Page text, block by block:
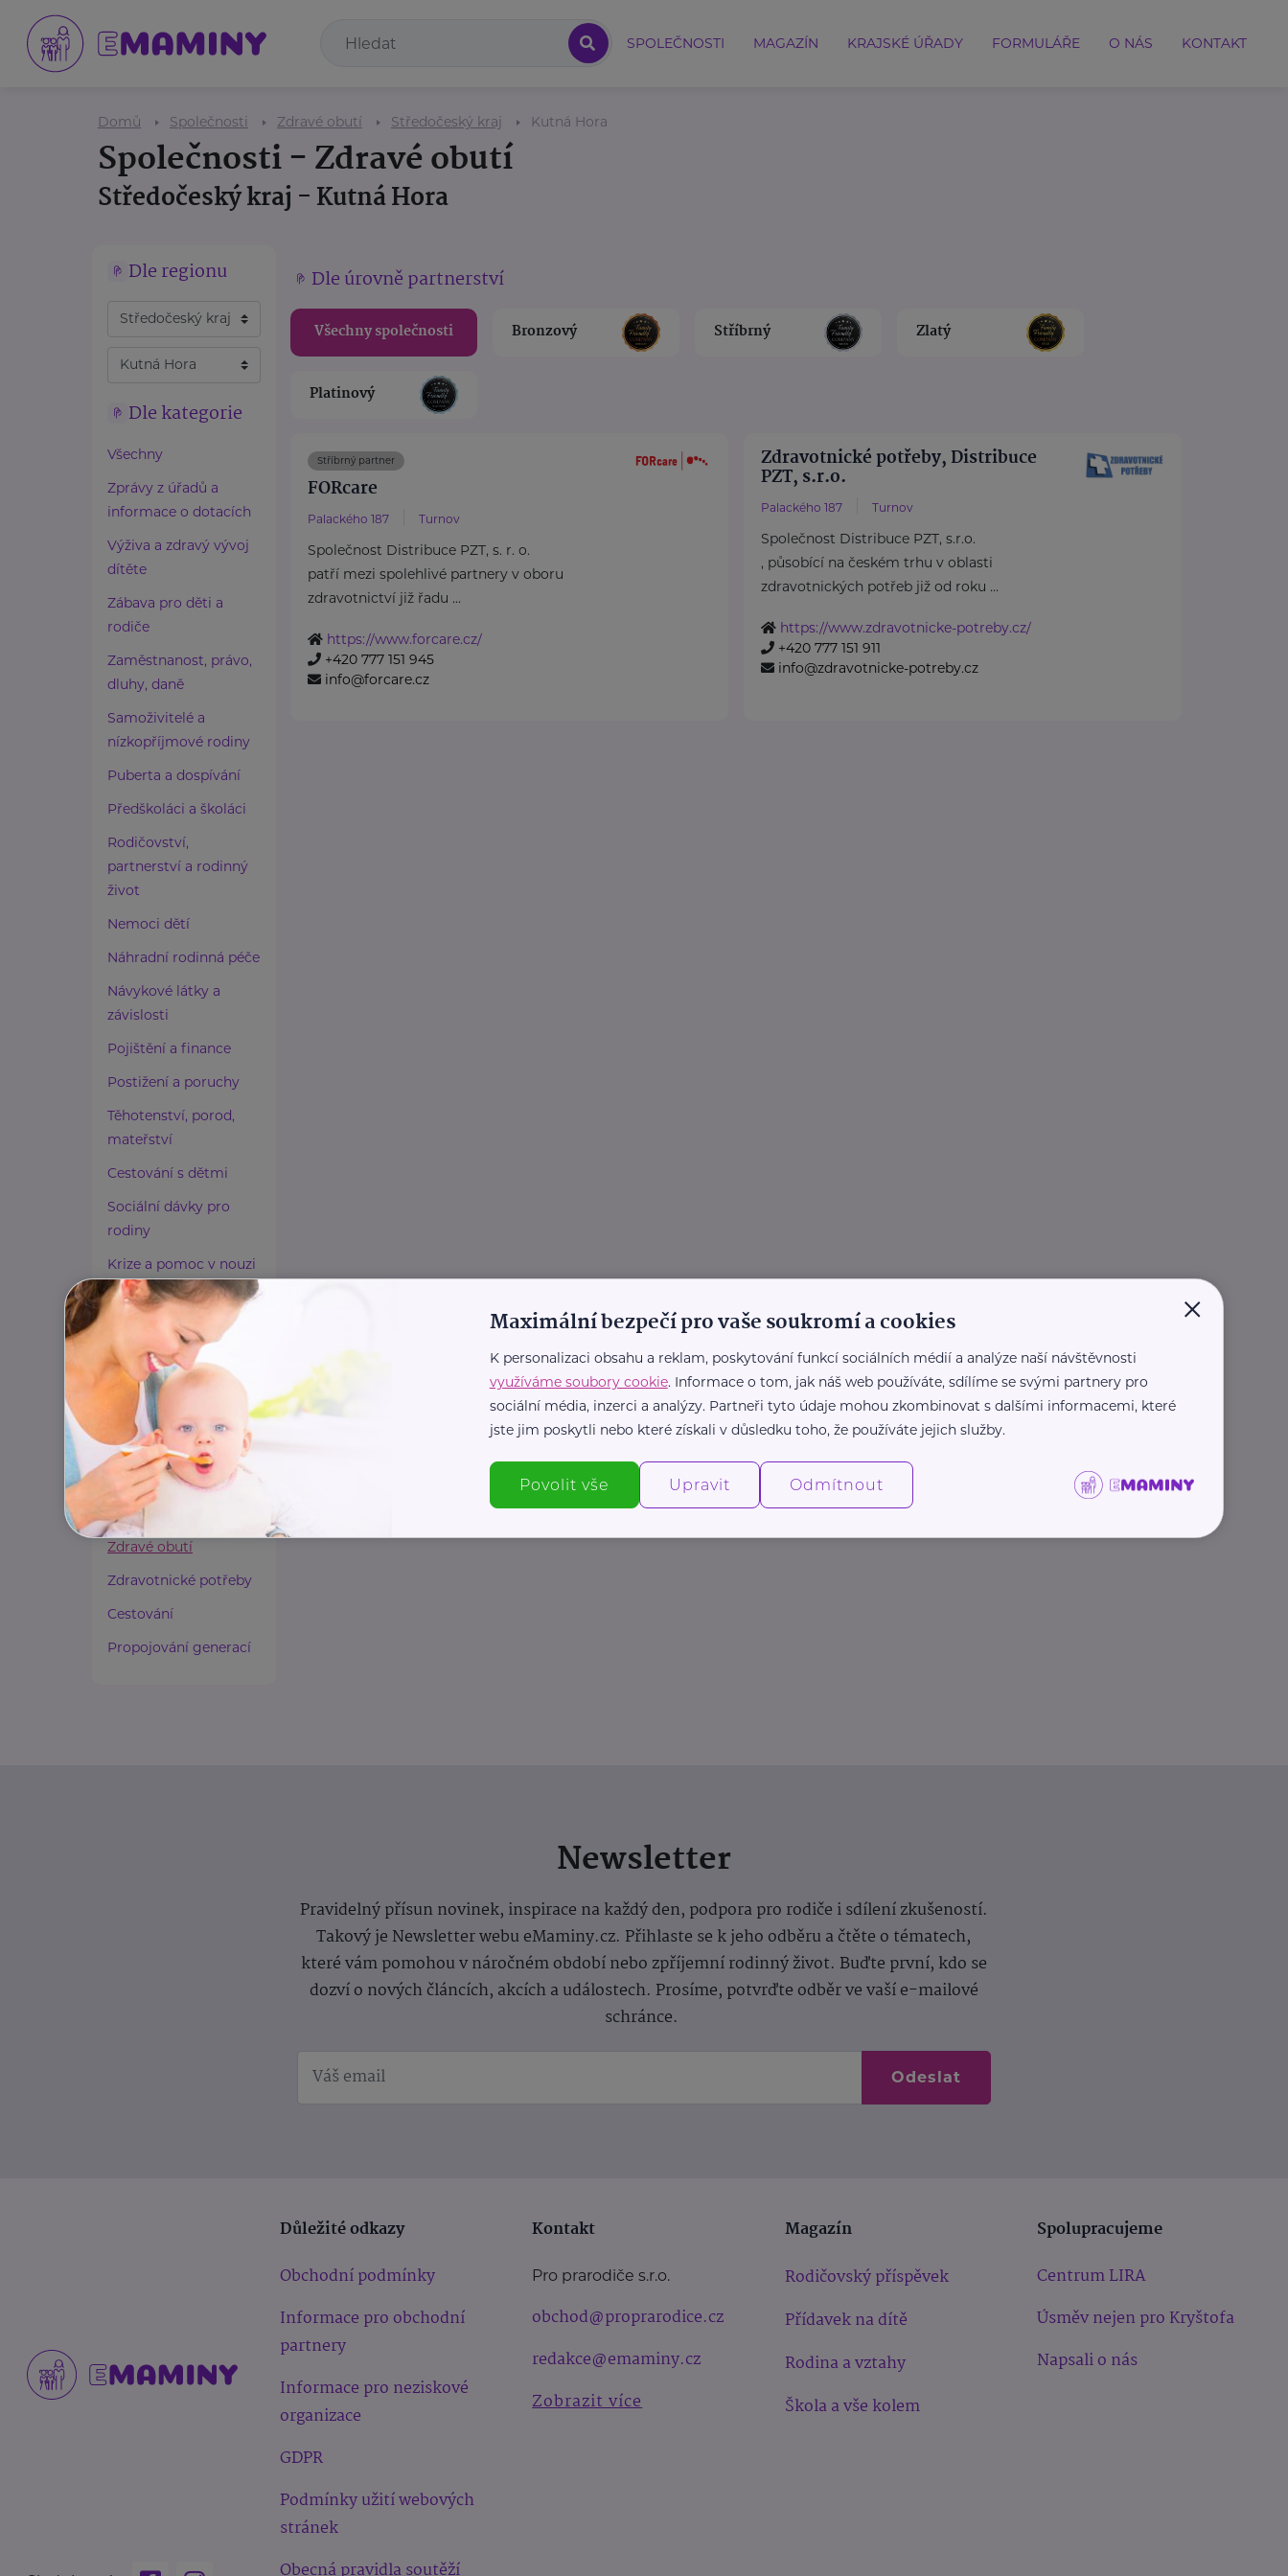
SPOLEČNOSTI MAGAZÍN KRAJSKÉ ÚŘADY FORMULÁŘE O NÁS KONTAKT
Domů Společnosti Zdravé obutí Středočeský kraj Kutná Hora
Společnosti - Zdravé obutí
Středočeský kraj - Kutná Hora
Dle regionu
Dle kategorie
Všechny
Zprávy z úřadů a
informace o dotacích
Výživa a zdravý vývoj
dítěte
Zábava pro děti a
rodiče
Zaměstnanost, právo,
dluhy, daně
Samoživitelé a
nízkopříjmové rodiny
Puberta a dospívání
Předškoláci a školáci
Rodičovství,
partnerství a rodinný
život
Nemoci dětí
Náhradní rodinná péče
Návykové látky a
závislosti
Pojištění a finance
Postižení a poruchy
Těhotenství, porod,
mateřství
Cestování s dětmi
Sociální dávky pro
rodiny
Krize a pomoc v nouzi
Paliativní péče
Rady a tipy
Harmonie duše a těla
Zaměstnávání osob ze
zdravotním
postižením
Lázeňství a wellness
Zdravé spaní a sezení
Zdravé obutí
Zdravotnické potřeby
Cestování
Propojování generací
Dle úrovně partnerství
Všechny společnosti Bronzový Stříbrný Zlatý
Platinový
Stříbrný partner
FORcare
Palackého 187 Turnov
Společnost Distribuce PZT, s. r. o.
patří mezi spolehlivé partnery v oboru
zdravotnictví již řadu ...
https://www.forcare.cz/
+420 777 151 945
info@forcare.cz
Zdravotnické potřeby, Distribuce
PZT, s.r.o.
Palackého 187 Turnov
Společnost Distribuce PZT, s.r.o.
, působící na českém trhu v oblasti
zdravotnických potřeb již od roku ...
https://www.zdravotnicke-potreby.cz/
+420 777 151 911
info@zdravotnicke-potreby.cz
Newsletter
Pravidelný přísun novinek, inspirace na každý den, podpora pro rodiče i sdílení zkušeností.
Takový je Newsletter webu eMaminy.cz. Přihlaste se k jeho odběru a čtěte o tématech,
které vám pomohou v náročném období nebo zpříjemní rodinný život. Buďte první, kdo se
dozví o nových článcích, akcích a událostech. Prosíme, potvrďte odběr ve vaší e-mailové
schránce.
Odeslat
Důležité odkazy
Obchodní podmínky
Informace pro obchodní
partnery
Informace pro neziskové
organizace
GDPR
Podmínky užití webových
stránek
Obecná pravidla soutěží
Kontakt
Pro prarodiče s.r.o.
obchod@proprarodice.cz
redakce@emaminy.cz
Zobrazit více
Magazín
Rodičovský příspěvek
Přídavek na dítě
Rodina a vztahy
Škola a vše kolem
Spolupracujeme
Centrum LIRA
Úsměv nejen pro Kryštofa
Napsali o nás
×
Maximální bezpečí pro vaše soukromí a cookies
K personalizaci obsahu a reklam, poskytování funkcí sociálních médií a analýze naší návštěvnosti
využíváme soubory cookie. Informace o tom, jak náš web používáte, sdílíme se svými partnery pro
sociální média, inzerci a analýzy. Partneři tyto údaje mohou zkombinovat s dalšími informacemi, které
jste jim poskytli nebo které získali v důsledku toho, že používáte jejich služby.
Povolit vše Upravit Odmítnout